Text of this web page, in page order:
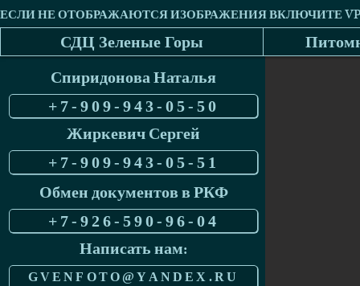
СДЦ Зеленые Горы
Спиридонова Наталья
+7-909-943-05-50
Жиркевич Сергей
+7-909-943-05-51
Обмен документов в РКФ
+7-926-590-96-04
Написать нам:
GVENFOTO@YANDEX.RU